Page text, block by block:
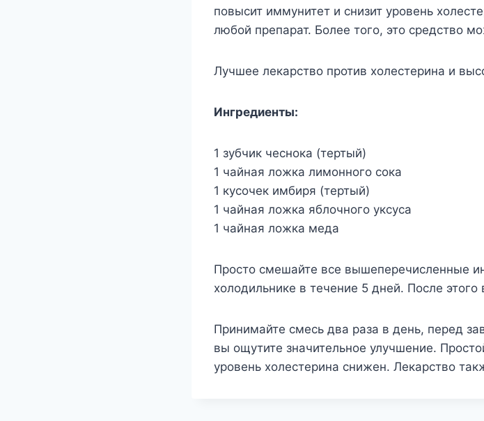
повысит иммунитет и снизит уровень
любой препарат. Более того, это средство
Лучшее лекарство против холестерина и
Ингредиенты:
1 зубчик чеснока (тертый)
1 чайная ложка лимонного сока
1 кусочек имбиря (тертый)
1 чайная ложка яблочного уксуса
1 чайная ложка меда
Просто смешайте все вышеперечисленные
холодильнике в течение 5 дней. После
Принимайте смесь два раза в день, перед
вы ощутите значительное улучшение.
уровень холестерина снижен. Лекарство